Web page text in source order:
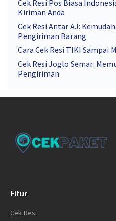
Cek Resi Pos Biasa
Kiriman Anda
Cek Resi Antar AJ:
Pengiriman Barang
Cara Cek Resi TIKI Sampai
Cek Resi Joglo Semar:
Pengiriman
Fitur
Cek Resi